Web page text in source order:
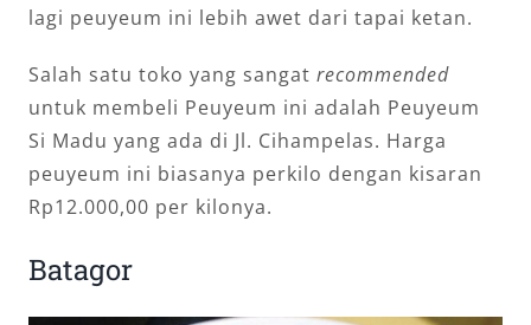
lagi peuyeum ini lebih awet dari tapai ketan.
Salah satu toko yang sangat recommended
untuk membeli Peuyeum ini adalah Peuyeum
Si Madu yang ada di Jl. Cihampelas. Harga
peuyeum ini biasanya perkilo dengan kisaran
Rp12.000,00 per kilonya.
Batagor